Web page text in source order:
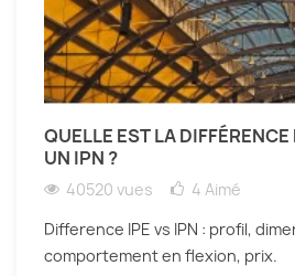
QUELLE EST LA
UN IPN ?
40520 vues 4 Aimé
Difference IPE vs IPN : profil,
comportement en flexion, prix.